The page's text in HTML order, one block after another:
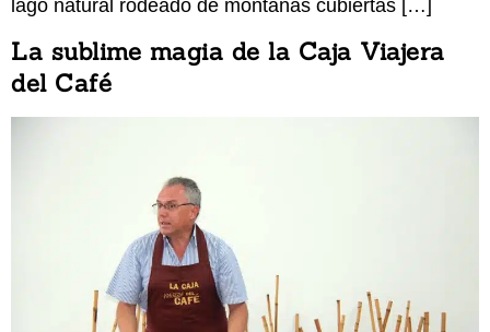
lago natural rodeado de montañas cubiertas […]
La sublime magia de la Caja Viajera
del Café